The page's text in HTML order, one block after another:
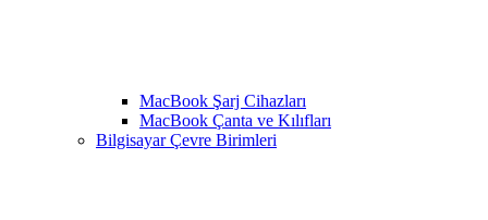
MacBook Şarj Cihazları
MacBook Çanta ve Kılıfları
Bilgisayar Çevre Birimleri